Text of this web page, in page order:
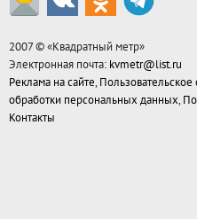
2007 © «Квадратный метр»
Электронная почта: kvmetr@list.ru
Реклама на сайте,
обработки персональных данных,
Контакты